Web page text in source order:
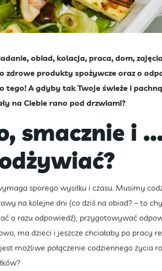
obiad, kolacja, praca, dom,
zdrowe produkty spożywcze oraz o
tego! A gdyby tak Twoje świeże i
na Ciebie rano pod drzwiami?
smacznie i
sporego wysiłku i czasu. Musimy
na kolejne dni (co dziś na obiad? – to
o razu odpowiedź), przygotowywać
ma dzieci i jeszcze chciałaby po pracy
możliwe połączenie codziennego życia